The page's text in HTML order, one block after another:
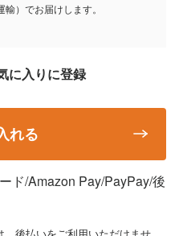
） でお届けします。
に入りに登録
れる
ド/Amazon Pay/PayPay/後
後払いをご利用いただけませ